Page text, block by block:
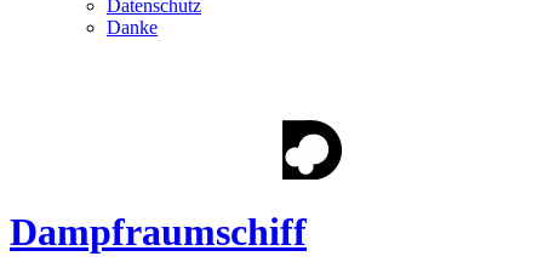
Datenschutz
Danke
Dampfraumschiff